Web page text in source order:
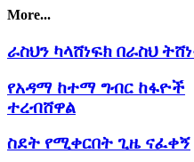
More...
ራስህን ካላሸነፍክ በራስህ
የአዳማ ከተማ ግብር ከፋዮች
ተረብሸዋል
ስደት የሚቀርበት ጊዜ ናፈቀኝ